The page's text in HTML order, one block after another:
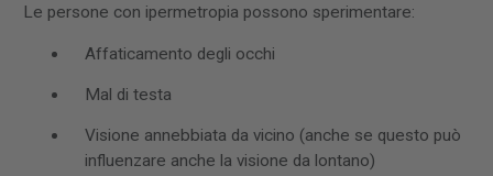
Le persone con ipermetropia possono sperimentare:
Affaticamento degli occhi
Mal di testa
Visione annebbiata da vicino (anche se questo può
influenzare anche la visione da lontano)